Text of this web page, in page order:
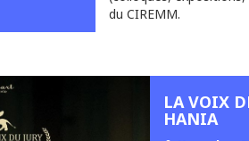
du CIREMM.
LA VOIX
HANIA